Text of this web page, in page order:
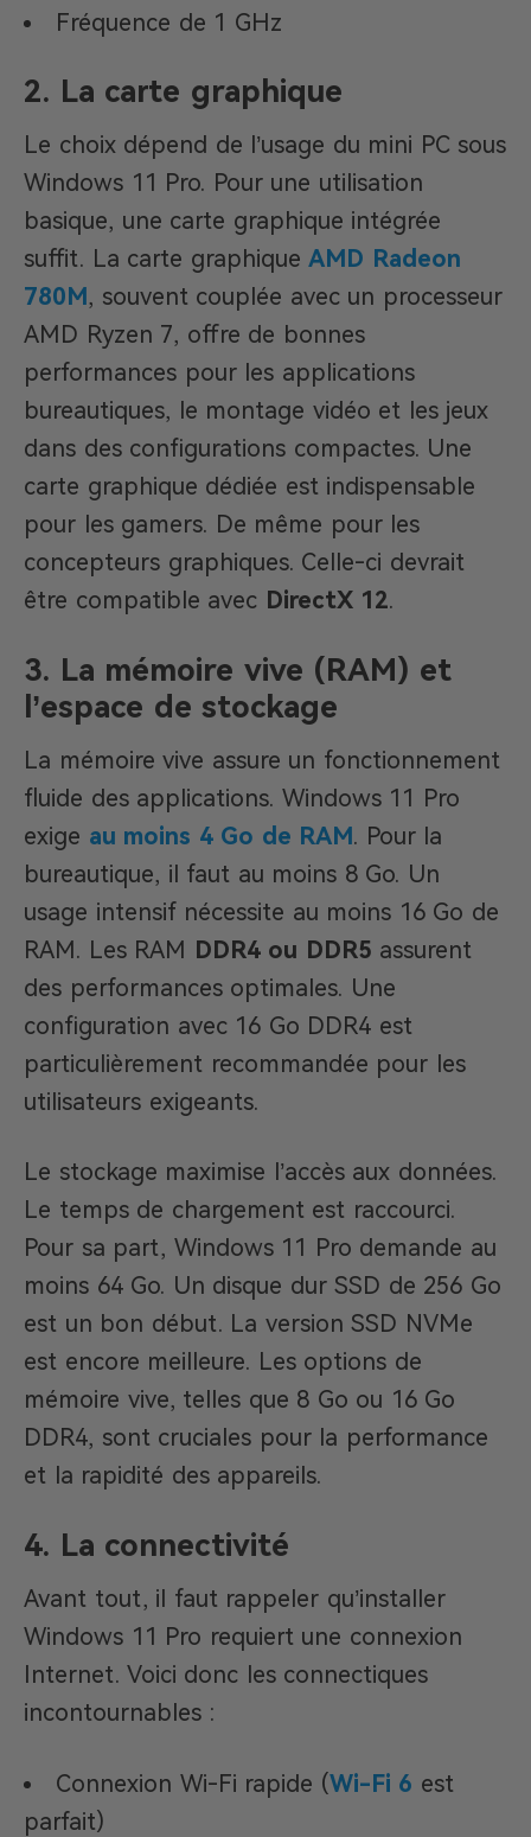
Fréquence de 1 GHz
2. La carte graphique
Le choix dépend de l’usage du mini PC sous
Windows 11 Pro. Pour une utilisation
basique, une carte graphique intégrée
suffit. La carte graphique AMD Radeon
780M, souvent couplée avec un processeur
AMD Ryzen 7, offre de bonnes
performances pour les applications
bureautiques, le montage vidéo et les jeux
dans des configurations compactes. Une
carte graphique dédiée est indispensable
pour les gamers. De même pour les
concepteurs graphiques. Celle-ci devrait
être compatible avec DirectX 12.
3. La mémoire vive (RAM) et
l’espace de stockage
La mémoire vive assure un fonctionnement
fluide des applications. Windows 11 Pro
exige au moins 4 Go de RAM. Pour la
bureautique, il faut au moins 8 Go. Un
usage intensif nécessite au moins 16 Go de
RAM. Les RAM DDR4 ou DDR5 assurent
des performances optimales. Une
configuration avec 16 Go DDR4 est
particulièrement recommandée pour les
utilisateurs exigeants.
Le stockage maximise l’accès aux données.
Le temps de chargement est raccourci.
Pour sa part, Windows 11 Pro demande au
moins 64 Go. Un disque dur SSD de 256 Go
est un bon début. La version SSD NVMe
est encore meilleure. Les options de
mémoire vive, telles que 8 Go ou 16 Go
DDR4, sont cruciales pour la performance
et la rapidité des appareils.
4. La connectivité
Avant tout, il faut rappeler qu’installer
Windows 11 Pro requiert une connexion
Internet. Voici donc les connectiques
incontournables :
Connexion Wi-Fi rapide (Wi-Fi 6 est
parfait)